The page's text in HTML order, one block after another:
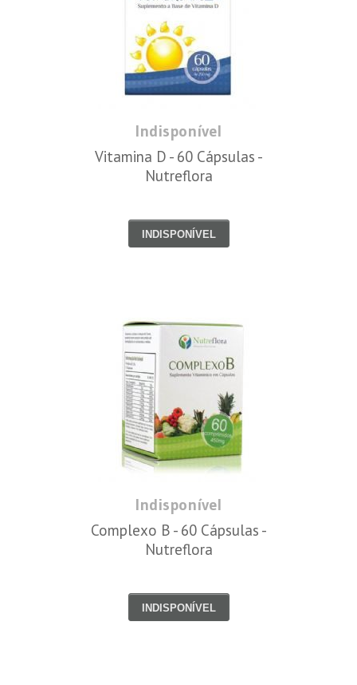
Indisponível
Vitamina D - 60 Cápsulas -
Nutreflora
INDISPONÍVEL
Indisponível
Complexo B - 60 Cápsulas -
Nutreflora
INDISPONÍVEL